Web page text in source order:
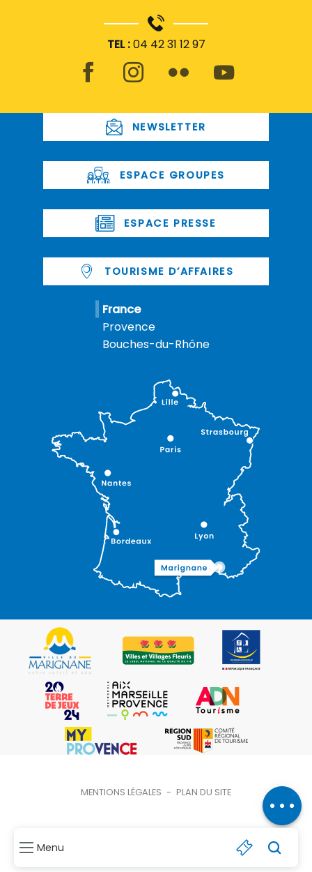
Menu
par email
TEL :04 42 31 12 97
NEWSLETTER
ESPACE GROUPES
ESPACE PRESSE
TOURISME D’AFFAIRES
France
Provence
Bouches-du-Rhône
MENTIONS LÉGALES - PLAN DU SITE